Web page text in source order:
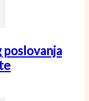
poslovanja